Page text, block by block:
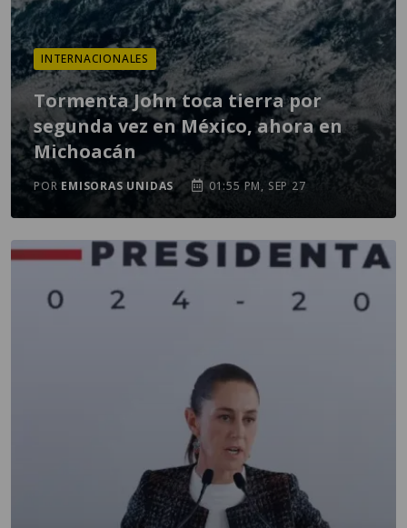
INTERNACIONALES
Tormenta John toca tierra por
segunda vez en México, ahora en
Michoacán
POR EMISORAS UNIDAS 01:55 PM, SEP 27